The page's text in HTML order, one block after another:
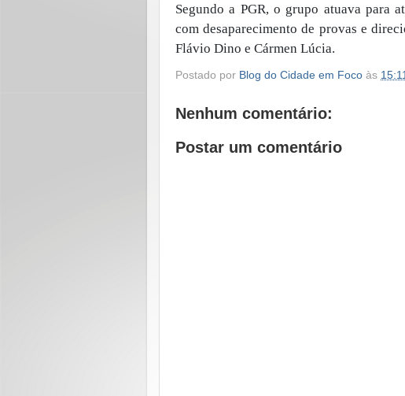
Segundo a PGR, o grupo atuava para
com desaparecimento de provas e
Flávio Dino e Cármen Lúcia.
Postado por Blog do Cidade em Foco às
Nenhum comentário:
Postar um comentário